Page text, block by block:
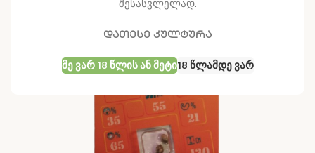
შესასვლელად.
დათესე კულტურა
Მე Ვარ 18 Წლის Ან Მეტი18 Წლამდე Ვარ